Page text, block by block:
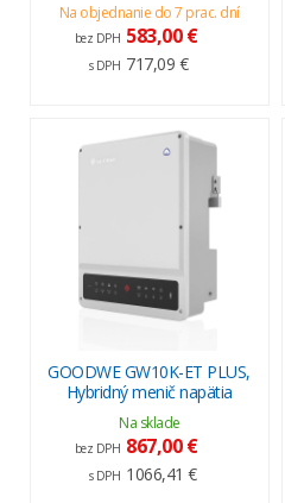
Na objednanie do 7 prac. dní
bez DPH 583,00 €
s DPH 717,09 €
GOODWE GW10K-ET PLUS,
Hybridný menič napätia
Na sklade
bez DPH 867,00 €
s DPH 1066,41 €